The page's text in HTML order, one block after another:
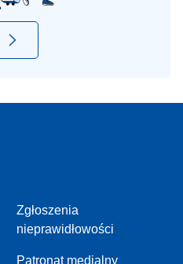
Zgłoszenia
nieprawidłowości
Patronat medialny